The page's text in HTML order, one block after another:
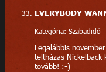
EVERYBODY
Kategória: Szabadidő
Legalábbis
teltházas
tovább! :-)